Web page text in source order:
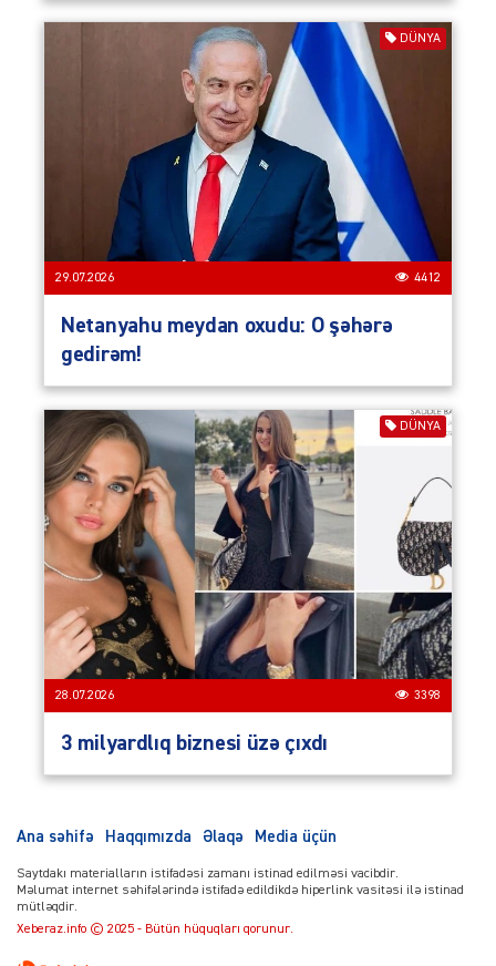
DÜNYA
29.07.2026 4412
Netanyahu meydan oxudu: O şəhərə
gedirəm!
DÜNYA
28.07.2026 3398
3 milyardlıq biznesi üzə çıxdı
Ana səhifə Haqqımızda Əlaqə Media üçün
Saytdakı materialların istifadəsi zamanı istinad edilməsi vacibdir.
Məlumat internet səhifələrində istifadə edildikdə hiperlink vasitəsi ilə istinad
mütləqdir.
Xeberaz.info © 2025 - Bütün hüquqları qorunur.